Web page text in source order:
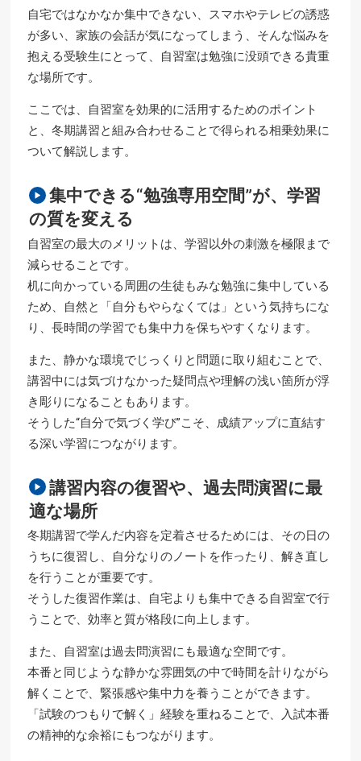
自宅ではなかなか集中できない、スマホやテレビの誘惑
が多い、家族の会話が気になってしまう、そんな悩みを
抱える受験生にとって、自習室は勉強に没頭できる貴重
な場所です。
ここでは、自習室を効果的に活用するためのポイント
と、冬期講習と組み合わせることで得られる相乗効果に
ついて解説します。
集中できる“勉強専用空間”が、学習
の質を変える
自習室の最大のメリットは、学習以外の刺激を極限まで
減らせることです。
机に向かっている周囲の生徒もみな勉強に集中している
ため、自然と「自分もやらなくては」という気持ちにな
り、長時間の学習でも集中力を保ちやすくなります。
また、静かな環境でじっくりと問題に取り組むことで、
講習中には気づけなかった疑問点や理解の浅い箇所が浮
き彫りになることもあります。
そうした“自分で気づく学び”こそ、成績アップに直結す
る深い学習につながります。
講習内容の復習や、過去問演習に最
適な場所
冬期講習で学んだ内容を定着させるためには、その日の
うちに復習し、自分なりのノートを作ったり、解き直し
を行うことが重要です。
そうした復習作業は、自宅よりも集中できる自習室で行
うことで、効率と質が格段に向上します。
また、自習室は過去問演習にも最適な空間です。
本番と同じような静かな雰囲気の中で時間を計りながら
解くことで、緊張感や集中力を養うことができます。
「試験のつもりで解く」経験を重ねることで、入試本番
の精神的な余裕にもつながります。